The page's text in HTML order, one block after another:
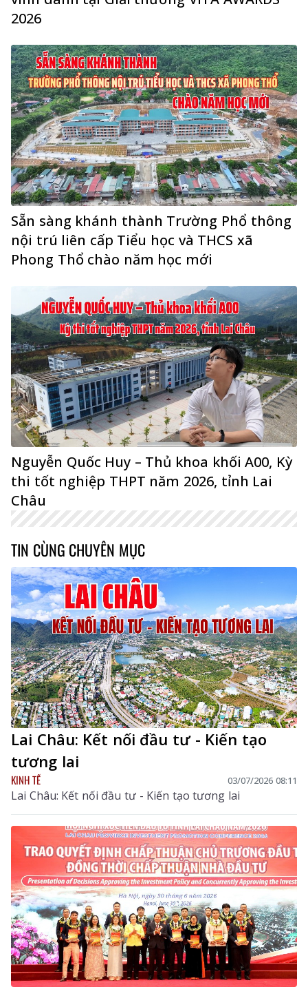
2026
Sẵn sàng khánh thành Trường Phổ thông
nội trú liên cấp Tiểu học và THCS xã
Phong Thổ chào năm học mới
Nguyễn Quốc Huy – Thủ khoa khối A00, Kỳ
thi tốt nghiệp THPT năm 2026, tỉnh Lai
Châu
TIN CÙNG CHUYÊN MỤC
Lai Châu: Kết nối đầu tư - Kiến tạo
tương lai
KINH TẾ 03/07/2026 08:11
Lai Châu: Kết nối đầu tư - Kiến tạo tương lai